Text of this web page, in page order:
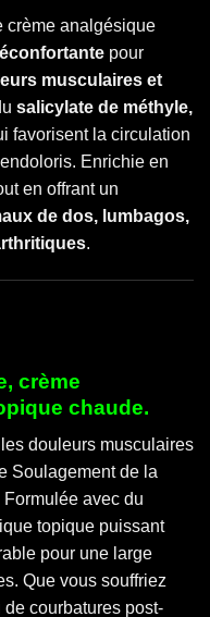
crème analgésique
pour
musculaires et
salicylate de méthyle,
favorisent la circulation
Enrichie en
en offrant un
de dos, lumbagos,
.
crème
chaude.
douleurs musculaires
Soulagement de la
avec du
topique puissant
pour une large
Que vous souffriez
de courbatures post-